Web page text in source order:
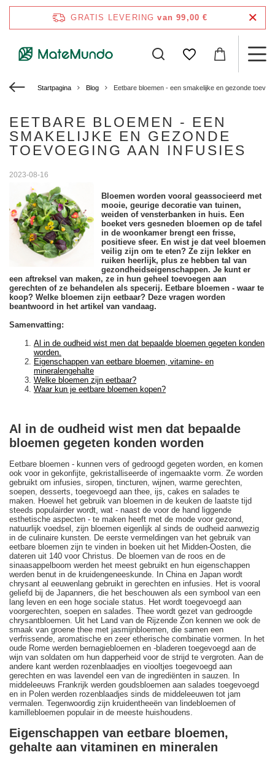
GRATIS LEVERING van 99,00 €
Startpagina Blog Eetbare bloemen - een smakelijke en gezonde
EETBARE BLOEMEN - EEN
SMAKELIJKE EN GEZONDE
TOEVOEGING AAN INFUSIES
2023-08-16
Bloemen worden vooral geassocieerd met
mooie, geurige decoratie van tuinen,
weiden of vensterbanken in huis. Een
boeket vers gesneden bloemen op de tafel
in de woonkamer brengt een frisse,
positieve sfeer. En wist je dat veel bloemen
veilig zijn om te eten? Ze zijn lekker en
ruiken heerlijk, plus ze hebben tal van
gezondheidseigenschappen. Je kunt er
een aftreksel van maken, ze in hun geheel toevoegen aan
gerechten of ze behandelen als specerij. Eetbare bloemen - waar te
koop? Welke bloemen zijn eetbaar? Deze vragen worden
beantwoord in het artikel van vandaag.
Samenvatting:
Al in de oudheid wist men dat bepaalde bloemen gegeten konden
worden.
Eigenschappen van eetbare bloemen, vitamine- en
mineralengehalte
Welke bloemen zijn eetbaar?
Waar kun je eetbare bloemen kopen?
Al in de oudheid wist men dat bepaalde
bloemen gegeten konden worden
Eetbare bloemen - kunnen vers of gedroogd gegeten worden, en komen
ook voor in gekonfijte, gekristalliseerde of ingemaakte vorm. Ze worden
gebruikt om infusies, siropen, tincturen, wijnen, warme gerechten,
soepen, desserts, toegevoegd aan thee, ijs, cakes en salades te
maken. Hoewel het gebruik van bloemen in de keuken de laatste tijd
steeds populairder wordt, wat - naast de voor de hand liggende
esthetische aspecten - te maken heeft met de mode voor gezond,
natuurlijk voedsel, zijn bloemen eigenlijk al sinds de oudheid aanwezig
in de culinaire kunsten. De eerste vermeldingen van het gebruik van
eetbare bloemen zijn te vinden in boeken uit het Midden-Oosten, die
dateren uit 140 voor Christus. De bloemen van de roos en de
sinaasappelboom werden het meest gebruikt en hun eigenschappen
werden benut in de kruidengeneeskunde. In China en Japan wordt
chrysant al eeuwenlang gebruikt in gerechten en infusies. Het is vooral
geliefd bij de Japanners, die het beschouwen als een symbool van een
lang leven en een hoge sociale status. Het wordt toegevoegd aan
voorgerechten, soepen en salades. Thee wordt gezet van gedroogde
chrysantbloemen. Uit het Land van de Rijzende Zon kennen we ook de
smaak van groene thee met jasmijnbloemen, die samen een
verfrissende, aromatische en zeer etherische combinatie vormen. In het
oude Rome werden bernagiebloemen en -bladeren toegevoegd aan de
wijn van soldaten om hun dapperheid voor de strijd te vergroten. Aan de
andere kant werden rozenblaadjes en viooltjes toegevoegd aan
gerechten en was lavendel een van de ingrediënten in sauzen. In
middeleeuws Frankrijk werden goudsbloemen aan salades toegevoegd
en in Polen werden rozenblaadjes sinds de middeleeuwen tot jam
vermalen. Tegenwoordig zijn kruidentheeën van lindebloemen of
kamillebloemen populair in de meeste huishoudens.
Eigenschappen van eetbare bloemen,
gehalte aan vitaminen en mineralen